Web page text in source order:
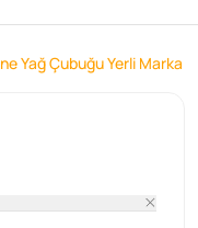
Yağ Çubuğu Yerli Marka